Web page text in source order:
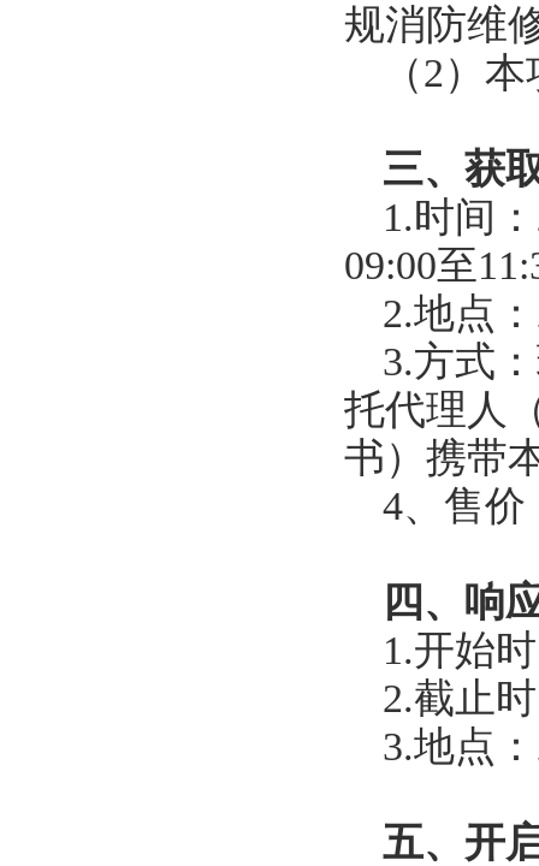
规消防维
（2）
三、获
1.时间
09:00至
2.地点
3.方式
托代理人
书）携带
4、售价
四、响
1.开始
2.截止
3.地点
五、开